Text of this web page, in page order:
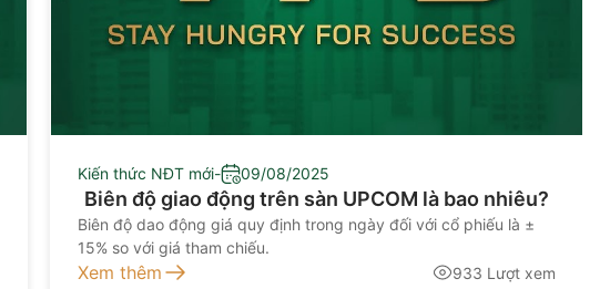
Kiến thức NĐT mới- 09/08/2025
Biên độ giao động trên sàn UPCOM là bao nhiêu?
Biên độ dao động giá quy định trong ngày đối với cổ phiếu là ±
15% so với giá tham chiếu.
Xem thêm 933 Lượt xem